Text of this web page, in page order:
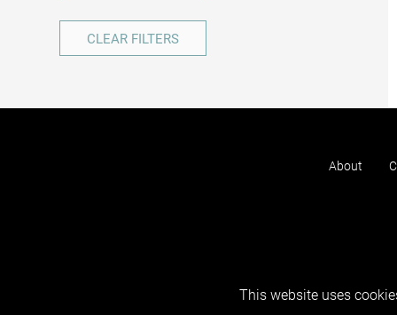
CLEAR FILTERS
About
This website uses